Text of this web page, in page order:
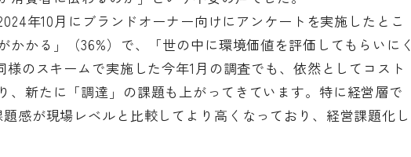
年10月にブランドオーナー向けにアンケートを実施したとこ
かかる」（36%）で、「世の中に環境価値を評価してもらいに
様のスキームで実施した今年1月の調査でも、依然としてコスト
、新たに「調達」の課題も上がってきています。特に経営層で
感が現場レベルと比較してより高くなっており、経営課題化し